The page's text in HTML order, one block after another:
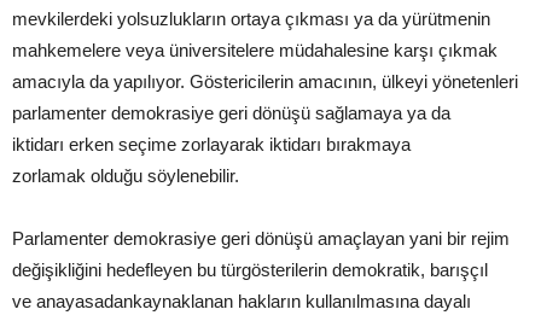
mevkilerdeki yolsuzlukların ortaya çıkması ya da yürütmenin
mahkemelere veya üniversitelere müdahalesine karşı çıkmak
amacıyla da yapılıyor. Göstericilerin amacının, ülkeyi yönetenleri
parlamenter demokrasiye geri dönüşü sağlamaya ya da
iktidarı erken seçime zorlayarak iktidarı bırakmaya
zorlamak olduğu söylenebilir.
Parlamenter demokrasiye geri dönüşü amaçlayan yani bir rejim
değişikliğini hedefleyen bu türgösterilerin demokratik, barışçıl
ve anayasadankaynaklanan hakların kullanılmasına dayalı